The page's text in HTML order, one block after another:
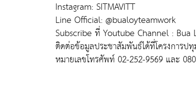
Instagram: SITMAVITT
Line Official: @bualoyteamwork
Subscribe ที่ Youtube Channel : Bua
ติดต่อข้อมูลประชาสัมพันธ์ได้ที่โครงการป
หมายเลขโทรศัพท์ 02-252-9569 และ